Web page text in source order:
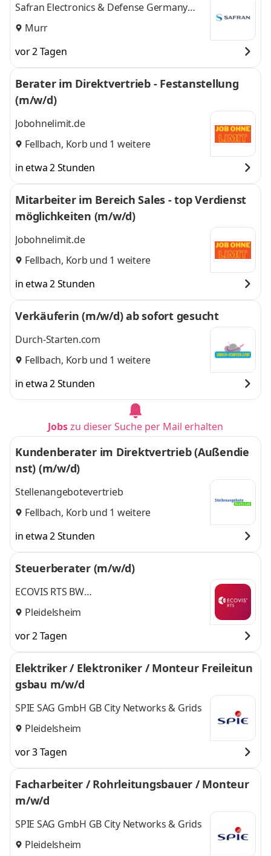
Safran Electronics & Defense Germany
GmbH
Murr
vor 2 Tagen
Berater im Direktvertrieb - Festanstellung
(m/w/d)
Jobohnelimit.de
Fellbach, Korb und 1 weitere
in etwa 2 Stunden
Mitarbeiter im Bereich Sales - top Verdienst
möglichkeiten (m/w/d)
Jobohnelimit.de
Fellbach, Korb und 1 weitere
in etwa 2 Stunden
Verkäuferin (m/w/d) ab sofort gesucht
Durch-Starten.com
Fellbach, Korb und 1 weitere
in etwa 2 Stunden
Jobszu dieser Suche per Mail erhalten
Kundenberater im Direktvertrieb (Außendie
nst) (m/w/d)
Stellenangebotevertrieb
Fellbach, Korb und 1 weitere
in etwa 2 Stunden
Steuerberater (m/w/d)
ECOVIS RTS BW
Steuerberatungsgesellschaft GmbH & Co.
Pleidelsheim
vor 2 Tagen
Elektriker / Elektroniker / Monteur Freileitun
gsbau m/w/d
SPIE SAG GmbH GB City Networks & Grids
Pleidelsheim
vor 3 Tagen
Facharbeiter / Rohrleitungsbauer / Monteur
m/w/d
SPIE SAG GmbH GB City Networks & Grids
Pleidelsheim